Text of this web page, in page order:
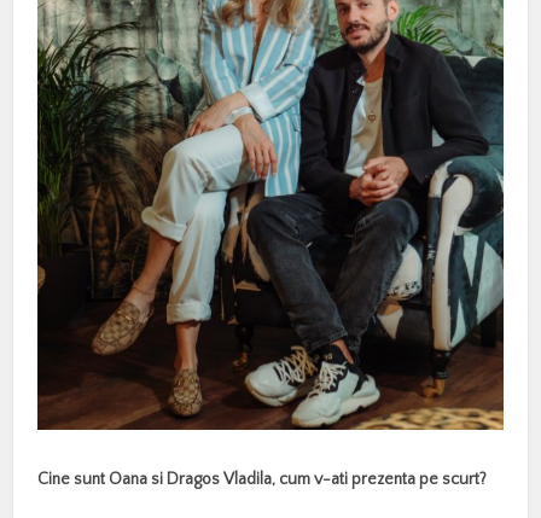
Cine sunt Oana si Dragos Vladila, cum v-ati prezenta pe scurt?